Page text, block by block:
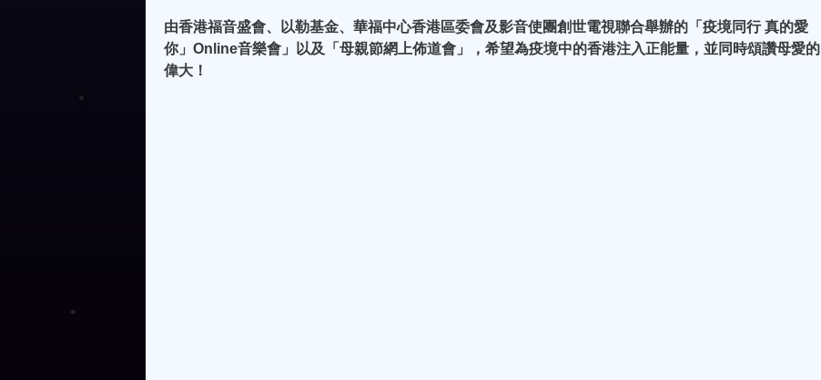
由香港福音盛會、以勒基金、華福中心香港區委會及影音使團創世電視聯合舉辦的「疫境同行 真的愛
你」Online音樂會」以及「母親節網上佈道會」，希望為疫境中的香港注入正能量，並同時頌讚母愛的
偉大！